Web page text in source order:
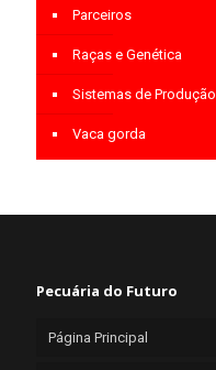
Parceiros
Raças e Genética
Sistemas de Produção
Vaca gorda
Pecuária do Futuro
Página Principal